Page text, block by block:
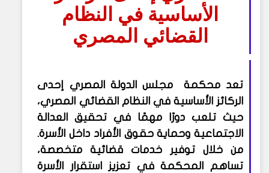
الأساسية في النظام
القضائي المصري
تعد محكمة مجلس الدولة المصري إحدى
الركائز الأساسية في النظام القضائي المصري،
حيث تلعب دورًا مهمًا في تحقيق العدالة
الاجتماعية وحماية حقوق الأفراد داخل الأسرة.
من خلال توفير خدمات قضائية متخصصة،
تساهم المحكمة في تعزيز استقرار الأسرة